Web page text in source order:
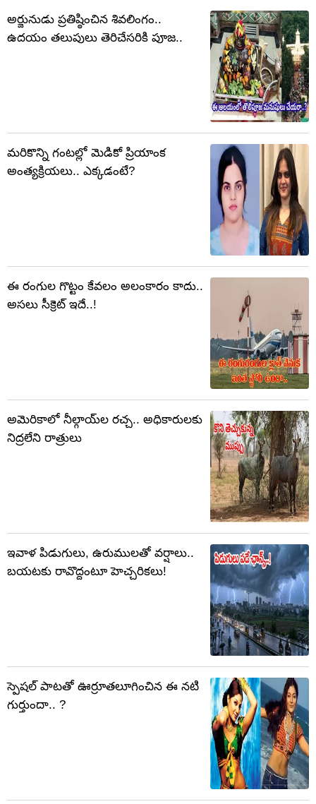
అర్జునుడు ప్రతిష్ఠించిన శివలింగం..
ఉదయం తలుపులు తెరిచేసరికి పూజ..
మరికొన్ని గంటల్లో మెడికో ప్రియాంక
అంత్యక్రియలు.. ఎక్కడంటే?
ఈ రంగుల గొట్టం కేవలం అలంకారం కాదు..
అసలు సీక్రెట్ ఇదే..!
అమెరికాలో నీల్గాయ్‌ల రచ్చ.. అధికారులకు
నిద్రలేని రాత్రులు
ఇవాళ పిడుగులు, ఉరుములతో వర్షాలు..
బయటకు రావొద్దంటూ హెచ్చరికలు!
స్పెషల్ పాటతో ఊర్రూతలూగించిన ఈ నటి
గుర్తుందా.. ?